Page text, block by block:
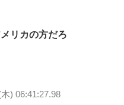
リカの方だろ
) 06:41:27.98